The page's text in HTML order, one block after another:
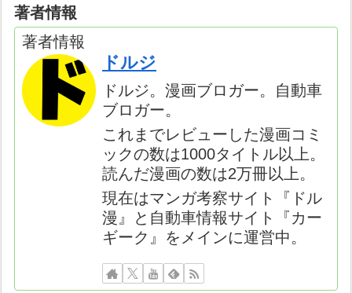
著者情報
著者情報
ドルジ
ドルジ。漫画ブロガー。自動車
ブロガー。
これまでレビューした漫画コミ
ックの数は1000タイトル以上。
読んだ漫画の数は2万冊以上。
現在はマンガ考察サイト『ドル
漫』と自動車情報サイト『カー
ギーク』をメインに運営中。